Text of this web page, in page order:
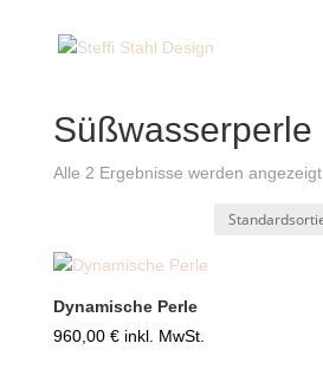
Süßwasserperle
Alle 2 Ergebnisse werden angezeigt
Dynamische Perle
960,00 € inkl. MwSt.